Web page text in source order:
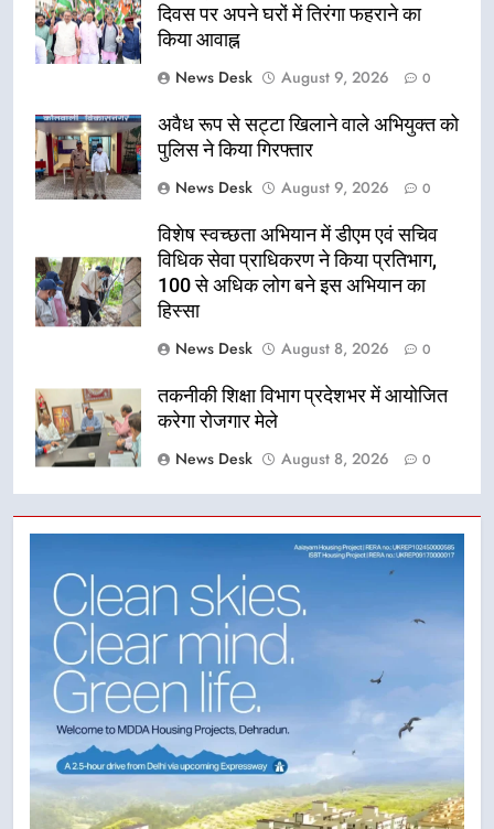
दिवस पर अपने घरों में तिरंगा फहराने का
किया आवाह्न
News Desk
August 9, 2026 0
अवैध रूप से सट्टा खिलाने वाले अभियुक्त को
पुलिस ने किया गिरफ्तार
News Desk
August 9, 2026 0
विशेष स्वच्छता अभियान में डीएम एवं सचिव
विधिक सेवा प्राधिकरण ने किया प्रतिभाग,
100 से अधिक लोग बने इस अभियान का
हिस्सा
News Desk
August 8, 2026 0
तकनीकी शिक्षा विभाग प्रदेशभर में आयोजित
करेगा रोजगार मेले
News Desk
August 8, 2026 0